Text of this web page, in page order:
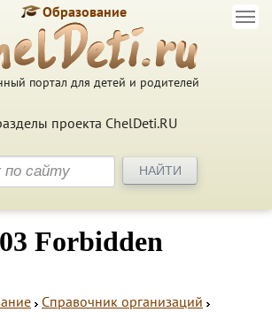
портал для детей и родителей
проекта ChelDeti.RU
Образование
Справочник организаций